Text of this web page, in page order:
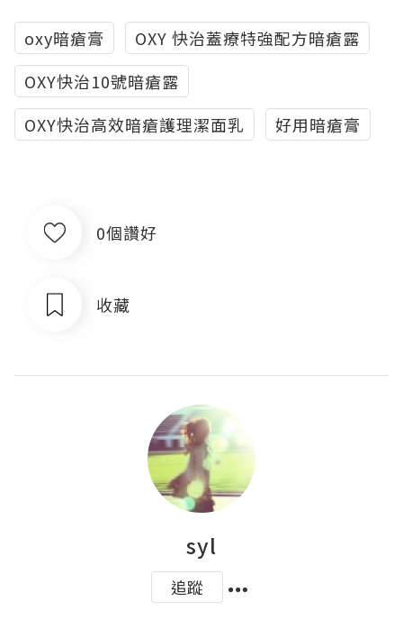
oxy暗瘡膏
OXY 快治蓋療特強配方暗瘡露
OXY快治10號暗瘡露
OXY快治高效暗瘡護理潔面乳
好用暗瘡膏
0個讚好
收藏
syl
追蹤